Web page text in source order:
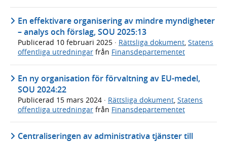
En effektivare organisering av mindre myndigheter
– analys och förslag, SOU 2025:13
Publicerad 10 februari 2025 · Rättsliga dokument, Statens
offentliga utredningar från Finansdepartementet
En ny organisation för förvaltning av EU-medel,
SOU 2024:22
Publicerad 15 mars 2024 · Rättsliga dokument, Statens
offentliga utredningar från Finansdepartementet
Centraliseringen av administrativa tjänster till